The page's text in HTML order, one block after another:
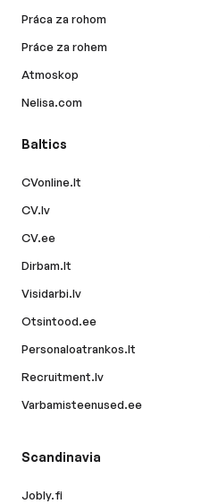
Práca za rohom
Práce za rohem
Atmoskop
Nelisa.com
Baltics
CVonline.lt
CV.lv
CV.ee
Dirbam.lt
Visidarbi.lv
Otsintood.ee
Personaloatrankos.lt
Recruitment.lv
Varbamisteenused.ee
Scandinavia
Jobly.fi